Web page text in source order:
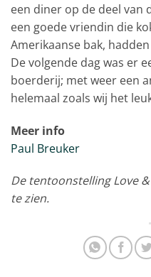
een diner op de deel
een goede vriendin die
Amerikaanse bak,
De volgende dag was er
boerderij; met weer een
helemaal zoals wij het
Meer info
Paul Breuker
De tentoonstelling Love
te zien.